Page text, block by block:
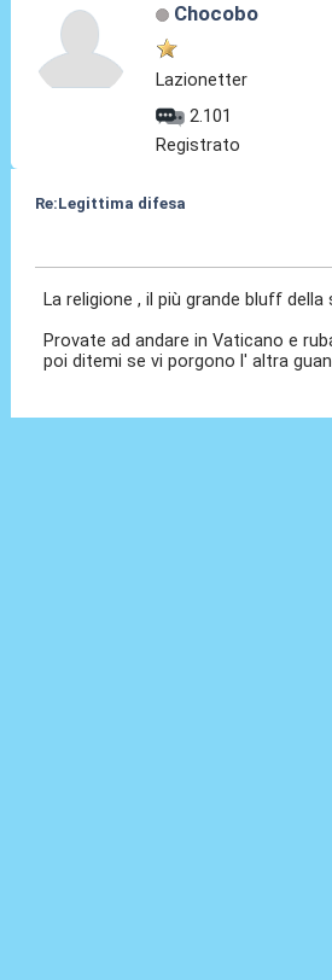
Chocobo
Lazionetter
2.101
Registrato
Re:Legittima difesa
La religione , il più grande bluff della
Provate ad andare in Vaticano e
poi ditemi se vi porgono l' altra